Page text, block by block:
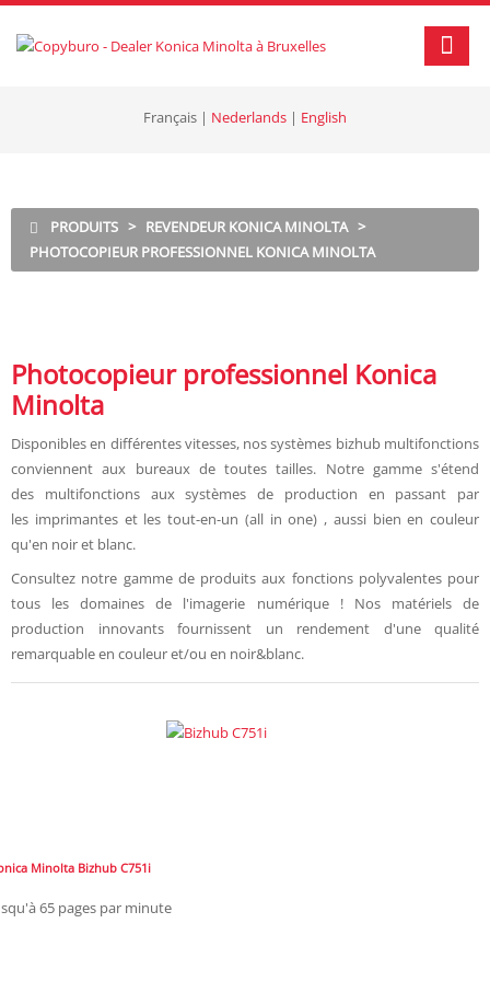
Français | Nederlands | English
PRODUITS > REVENDEUR KONICA MINOLTA>
PHOTOCOPIEUR PROFESSIONNEL KONICA MINOLTA
Photocopieur professionnel Konica
Minolta
Disponibles en différentes vitesses, nos systèmes bizhub multifonctions
conviennent aux bureaux de toutes tailles. Notre gamme s'étend
des multifonctions aux systèmes de production en passant par
les imprimantes et les tout-en-un (all in one) , aussi bien en couleur
qu'en noir et blanc.
Consultez notre gamme de produits aux fonctions polyvalentes pour
tous les domaines de l'imagerie numérique ! Nos matériels de
production innovants fournissent un rendement d'une qualité
remarquable en couleur et/ou en noir&blanc.
Minolta Bizhub C751i
65 pages par minute